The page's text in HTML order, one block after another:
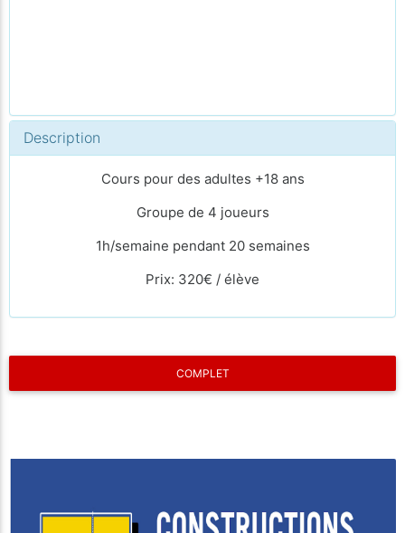
Description
Cours pour des adultes +18 ans
Groupe de 4 joueurs
1h/semaine pendant 20 semaines
Prix: 320€ / élève
COMPLET